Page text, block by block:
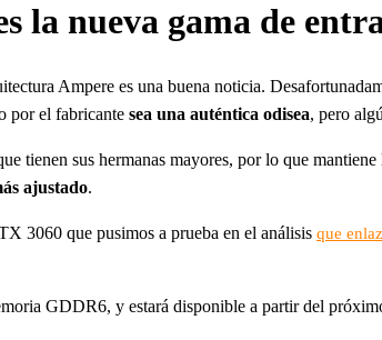
la nueva gama de
Ampere es una buena noticia.
por el fabricante sea una auténtica odisea, pero
tienen sus hermanas mayores, por lo que
ajustado.
3060 que pusimos a prueba en el análisis que
GDDR6, y estará disponible a partir del